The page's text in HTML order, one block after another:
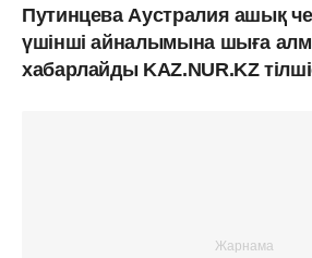
Путинцева Аустралия ашық
үшінші айналымына шыға
хабарлайды KAZ.NUR.KZ